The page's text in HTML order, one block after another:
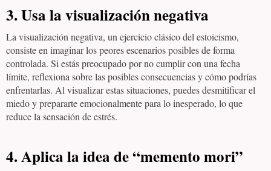
3.Usa la visualización negativa
La visualización negativa, un ejercicio clásico del estoicismo,
consiste en imaginar los peores escenarios posibles de forma
controlada. Si estás preocupado por no cumplir con una fecha
límite, reflexiona sobre las posibles consecuencias y cómo podrías
enfrentarlas. Al visualizar estas situaciones, puedes desmitificar el
miedo y prepararte emocionalmente para lo inesperado, lo que
reduce la sensación de estrés.
4.Aplica la idea de “memento mori”